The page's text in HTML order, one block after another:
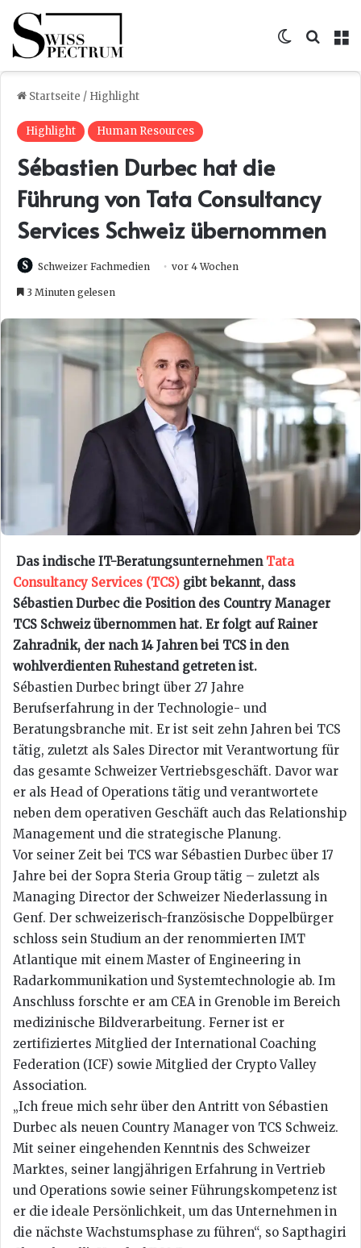
Skin
Startseite / Highlight
Highlight Human Resources
Sébastien Durbec hat die
Führung von Tata Consultancy
Services Schweiz übernommen
Schweizer Fachmedien vor 4 Wochen
3 Minuten gelesen
Das indische IT-Beratungsunternehmen Tata
Consultancy Services (TCS) gibt bekannt, dass
Sébastien Durbec die Position des Country Manager
TCS Schweiz übernommen hat. Er folgt auf Rainer
Zahradnik, der nach 14 Jahren bei TCS in den
wohlverdienten Ruhestand getreten ist.
Sébastien Durbec bringt über 27 Jahre
Berufserfahrung in der Technologie- und
Beratungsbranche mit. Er ist seit zehn Jahren bei TCS
tätig, zuletzt als Sales Director mit Verantwortung für
das gesamte Schweizer Vertriebsgeschäft. Davor war
er als Head of Operations tätig und verantwortete
neben dem operativen Geschäft auch das Relationship
Management und die strategische Planung.
Vor seiner Zeit bei TCS war Sébastien Durbec über 17
Jahre bei der Sopra Steria Group tätig – zuletzt als
Managing Director der Schweizer Niederlassung in
Genf. Der schweizerisch-französische Doppelbürger
schloss sein Studium an der renommierten IMT
Atlantique mit einem Master of Engineering in
Radarkommunikation und Systemtechnologie ab. Im
Anschluss forschte er am CEA in Grenoble im Bereich
medizinische Bildverarbeitung. Ferner ist er
zertifiziertes Mitglied der International Coaching
Federation (ICF) sowie Mitglied der Crypto Valley
Association.
„Ich freue mich sehr über den Antritt von Sébastien
Durbec als neuen Country Manager von TCS Schweiz.
Mit seiner eingehenden Kenntnis des Schweizer
Marktes, seiner langjährigen Erfahrung in Vertrieb
und Operations sowie seiner Führungskompetenz ist
er die ideale Persönlichkeit, um das Unternehmen in
die nächste Wachstumsphase zu führen“, so Sapthagiri